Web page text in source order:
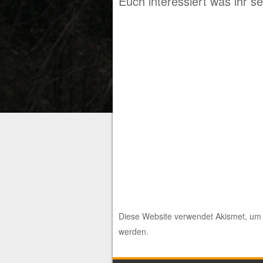
Diese Website verwendet Akismet,
werden.